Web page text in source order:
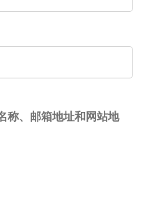
称、邮箱地址和网站地